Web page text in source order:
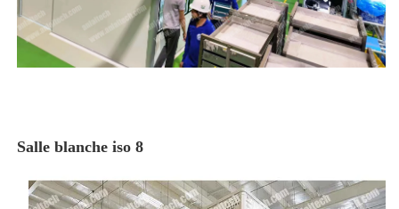
Salle blanche iso 8